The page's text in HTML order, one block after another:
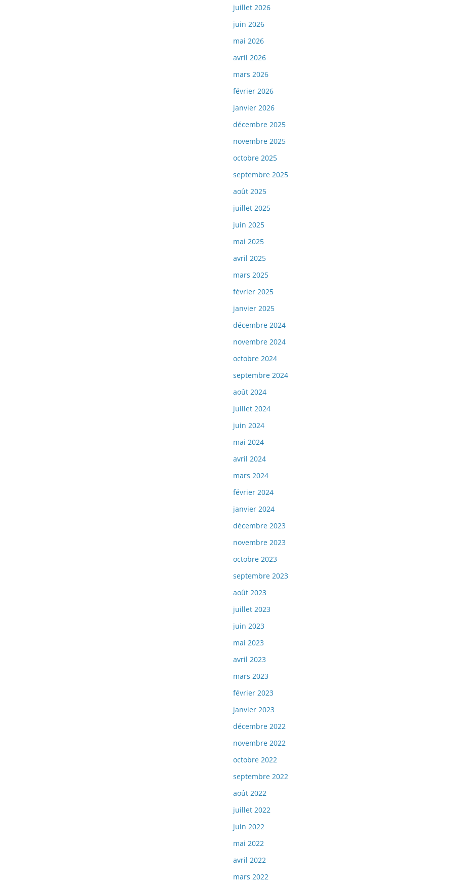
juillet 2026
juin 2026
mai 2026
avril 2026
mars 2026
février 2026
janvier 2026
décembre 2025
novembre 2025
octobre 2025
septembre 2025
août 2025
juillet 2025
juin 2025
mai 2025
avril 2025
mars 2025
février 2025
janvier 2025
décembre 2024
novembre 2024
octobre 2024
septembre 2024
août 2024
juillet 2024
juin 2024
mai 2024
avril 2024
mars 2024
février 2024
janvier 2024
décembre 2023
novembre 2023
octobre 2023
septembre 2023
août 2023
juillet 2023
juin 2023
mai 2023
avril 2023
mars 2023
février 2023
janvier 2023
décembre 2022
novembre 2022
octobre 2022
septembre 2022
août 2022
juillet 2022
juin 2022
mai 2022
avril 2022
mars 2022